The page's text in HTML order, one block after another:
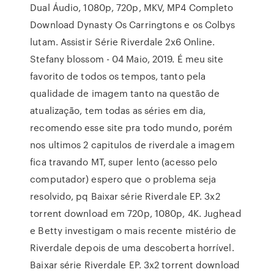
Dual Áudio, 1080p, 720p, MKV, MP4 Completo
Download Dynasty Os Carringtons e os Colbys
lutam. Assistir Série Riverdale 2x6 Online.
Stefany blossom - 04 Maio, 2019. É meu site
favorito de todos os tempos, tanto pela
qualidade de imagem tanto na questão de
atualização, tem todas as séries em dia,
recomendo esse site pra todo mundo, porém
nos ultimos 2 capitulos de riverdale a imagem
fica travando MT, super lento (acesso pelo
computador) espero que o problema seja
resolvido, pq Baixar série Riverdale EP. 3x2
torrent download em 720p, 1080p, 4K. Jughead
e Betty investigam o mais recente mistério de
Riverdale depois de uma descoberta horrível.
Baixar série Riverdale EP. 3x2 torrent download